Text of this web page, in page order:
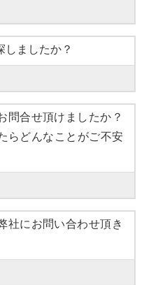
しましたか？
問合せ頂けましたか？
らどんなことがご不安
社にお問い合わせ頂き